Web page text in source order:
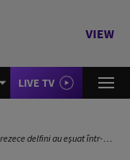
VIEW
LIVE TV
delfini au eșuat într-o lună pe plajele românești